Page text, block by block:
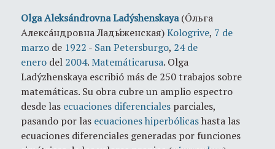
Olga Aleksándrovna Ladýshenskaya(Óльга
Алексáндровна Лады́женская)Kologrive, 7 de
marzo de 1922 - San Petersburgo, 24 de
enero del 2004.Matemáticarusa. Olga
Ladýzhenskaya escribió más de 250 trabajos sobre
matemáticas. Su obra cubre un amplio espectro
desde las ecuaciones diferenciales parciales,
pasando por las ecuaciones hiperbólicashasta las
ecuaciones diferenciales generadas por funciones